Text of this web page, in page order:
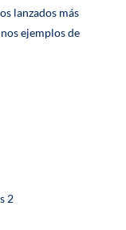
lanzados más
ejemplos de
2